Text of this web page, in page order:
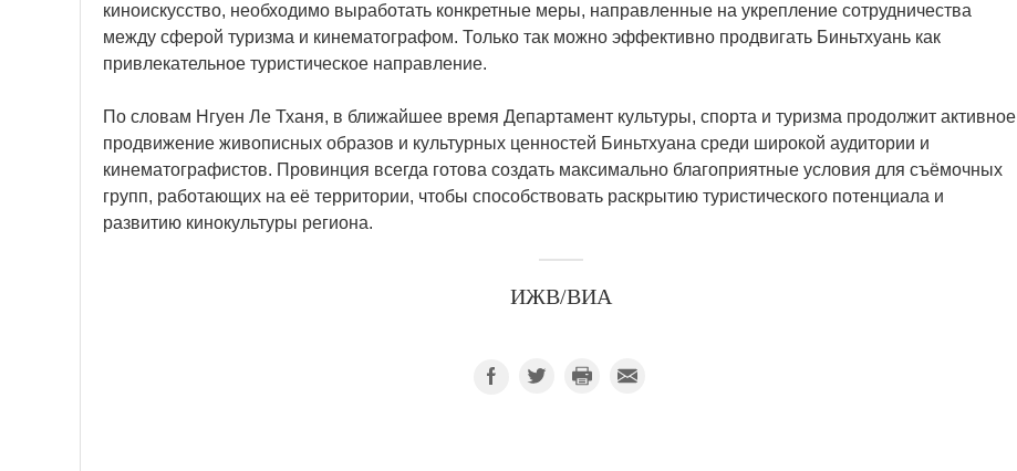
киноискусство, необходимо выработать конкретные меры, направленные на укрепление сотрудничества
между сферой туризма и кинематографом. Только так можно эффективно продвигать Биньтхуань как
привлекательное туристическое направление.
По словам Нгуен Ле Тханя, в ближайшее время Департамент культуры, спорта и туризма продолжит активное
продвижение живописных образов и культурных ценностей Биньтхуана среди широкой аудитории и
кинематографистов. Провинция всегда готова создать максимально благоприятные условия для съёмочных
групп, работающих на её территории, чтобы способствовать раскрытию туристического потенциала и
развитию кинокультуры региона.
ИЖВ/ВИА